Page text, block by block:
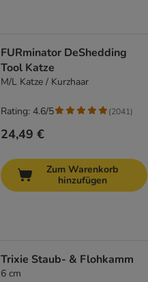
FURminator DeShedding
Tool Katze
M/L Katze / Kurzhaar
24,49 €
Rating: 4.6/5 (2041)
Zum Warenkorb
hinzufügen
Trixie Staub- & Flohkamm
6 cm